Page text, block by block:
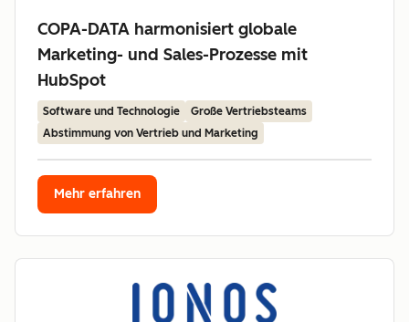
COPA-DATA harmonisiert globale
Marketing- und Sales-Prozesse mit
HubSpot
Software und Technologie
Große Vertriebsteams
Abstimmung von Vertrieb und Marketing
Mehr erfahren